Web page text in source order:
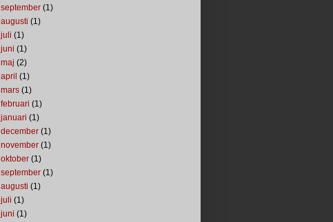
september (1)
augusti (1)
juli (1)
juni (1)
maj (2)
april (1)
mars (1)
februari (1)
januari (1)
december (1)
november (1)
oktober (1)
september (1)
augusti (1)
juli (1)
juni (1)